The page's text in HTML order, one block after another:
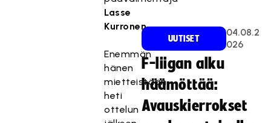
Lasse
Kurronen.
Enemmän
hänen
mietteistään
heti
ottelun
ä
sis
äl
on
es
te
tt
y,
UUTISET
04.08.2
026
F-liigan alku
häämöttää:
Avauskierrokset